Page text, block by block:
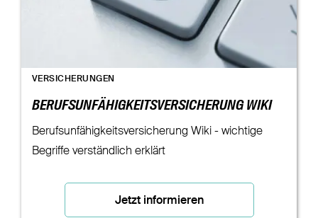
VERSICHERUNGEN
BERUFSUNFÄHIGKEITSVERSICHERUNG WIKI
Berufsunfähigkeitsversicherung Wiki - wichtige
Begriffe verständlich erklärt
Jetzt informieren